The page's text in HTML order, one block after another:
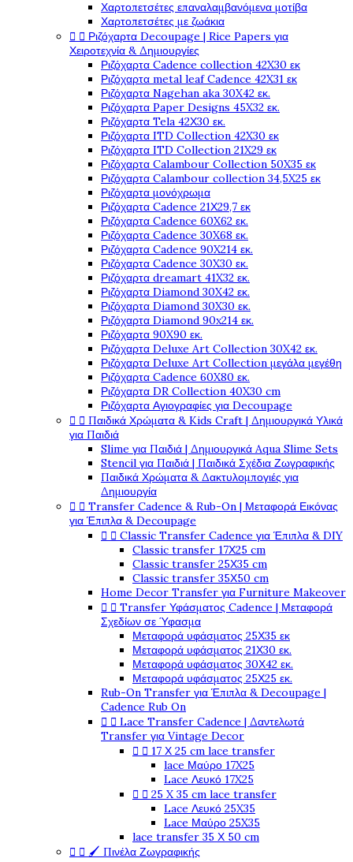
Χαρτοπετσέτες επαναλαμβανόμενα μοτίβα
Χαρτοπετσέτες με ζωάκια
  Ριζόχαρτα Decoupage | Rice Papers για
Χειροτεχνία & Δημιουργίες
Ριζόχαρτα Cadence collection 42X30 εκ
Ριζόχαρτα metal leaf Cadence 42X31 εκ
Ριζόχαρτα Nagehan aka 30X42 εκ.
Ριζόχαρτα Paper Designs 45X32 εκ.
Ριζόχαρτα Tela 42Χ30 εκ.
Ριζόχαρτα ITD Collection 42X30 εκ
Ριζόχαρτα ITD Collection 21X29 εκ
Ριζόχαρτα Calambour Collection 50X35 εκ
Ριζόχαρτα Calambour collection 34,5X25 εκ
Ριζόχαρτα μονόχρωμα
Ριζόχαρτα Cadence 21Χ29,7 εκ
Ριζόχαρτα Cadence 60X62 εκ.
Ριζόχαρτα Cadence 30X68 εκ.
Ριζόχαρτα Cadence 90X214 εκ.
Ριζόχαρτα Cadence 30X30 εκ.
Ριζόχαρτα dreamart 41X32 εκ.
Ριζόχαρτα Diamond 30X42 εκ.
Ριζόχαρτα Diamond 30X30 εκ.
Ριζόχαρτα Diamond 90x214 εκ.
Ριζόχαρτα 90X90 εκ.
Ριζόχαρτα Deluxe Art Collection 30X42 εκ.
Ριζόχαρτα Deluxe Art Collection μεγάλα μεγέθη
Ριζόχαρτα Cadence 60X80 εκ.
Ριζόχαρτα DR Collection 40X30 cm
Ριζόχαρτα Αγιογραφίες για Decoupage
  Παιδικά Χρώματα & Kids Craft | Δημιουργικά Υλικά
για Παιδιά
Slime για Παιδιά | Δημιουργικά Aqua Slime Sets
Stencil για Παιδιά | Παιδικά Σχέδια Ζωγραφικής
Παιδικά Χρώματα & Δακτυλομπογιές για
Δημιουργία
  Transfer Cadence & Rub-On | Μεταφορά Εικόνας
για Έπιπλα & Decoupage
  Classic Transfer Cadence για Έπιπλα & DIY
Classic transfer 17Χ25 cm
Classic transfer 25Χ35 cm
Classic transfer 35Χ50 cm
Home Decor Transfer για Furniture Makeover
  Transfer Υφάσματος Cadence | Μεταφορά
Σχεδίων σε Ύφασμα
Μεταφορά υφάσματος 25Χ35 εκ
Μεταφορά υφάσματος 21Χ30 εκ.
Μεταφορά υφάσματος 30Χ42 εκ.
Μεταφορά υφάσματος 25Χ25 εκ.
Rub-On Transfer για Έπιπλα & Decoupage |
Cadence Rub On
  Lace Transfer Cadence | Δαντελωτά
Transfer για Vintage Decor
  17 Χ 25 cm lace transfer
lace Μαύρο 17X25
Lace Λευκό 17X25
  25 X 35 cm lace transfer
Lace Λευκό 25X35
Lace Μαύρο 25X35
lace transfer 35 Χ 50 cm
  🖌️ Πινέλα Ζωγραφικής